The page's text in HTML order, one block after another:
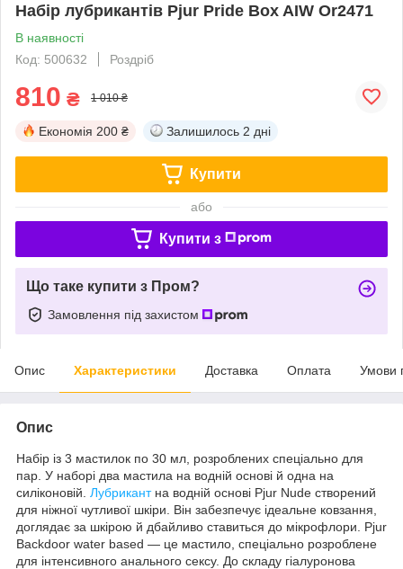
Набір лубрикантів Pjur Pride Box AIW Or2471
В наявності
Код: 500632
Роздріб
810 ₴ 1 010 ₴
Економія 200 ₴ Залишилось 2 дні
Купити
або
Купити з
Що таке купити з Пром?
Замовлення під захистом
Опис Характеристики Доставка Оплата Умови
Опис
Набір із 3 мастилок по 30 мл, розроблених спеціально для
пар. У наборі два мастила на водній основі й одна на
силіконовій. Лубрикантна водній основі Pjur Nude створений
для ніжної чутливої шкіри. Він забезпечує ідеальне ковзання,
доглядає за шкірою й дбайливо ставиться до мікрофлори. Pjur
Backdoor water based — це мастило, спеціально розроблене
для інтенсивного анального сексу. До складу гіалуронова